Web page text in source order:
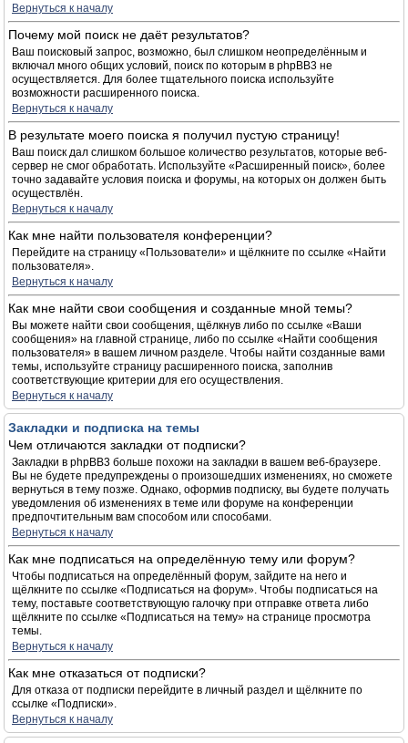
Вернуться к началу
Почему мой поиск не даёт результатов?
Ваш поисковый запрос, возможно, был слишком неопределённым и
включал много общих условий, поиск по которым в phpBB3 не
осуществляется. Для более тщательного поиска используйте
возможности расширенного поиска.
Вернуться к началу
В результате моего поиска я получил пустую страницу!
Ваш поиск дал слишком большое количество результатов, которые веб-
сервер не смог обработать. Используйте «Расширенный поиск», более
точно задавайте условия поиска и форумы, на которых он должен быть
осуществлён.
Вернуться к началу
Как мне найти пользователя конференции?
Перейдите на страницу «Пользователи» и щёлкните по ссылке «Найти
пользователя».
Вернуться к началу
Как мне найти свои сообщения и созданные мной темы?
Вы можете найти свои сообщения, щёлкнув либо по ссылке «Ваши
сообщения» на главной странице, либо по ссылке «Найти сообщения
пользователя» в вашем личном разделе. Чтобы найти созданные вами
темы, используйте страницу расширенного поиска, заполнив
соответствующие критерии для его осуществления.
Вернуться к началу
Закладки и подписка на темы
Чем отличаются закладки от подписки?
Закладки в phpBB3 больше похожи на закладки в вашем веб-браузере.
Вы не будете предупреждены о произошедших изменениях, но сможете
вернуться в тему позже. Однако, оформив подписку, вы будете получать
уведомления об изменениях в теме или форуме на конференции
предпочтительным вам способом или способами.
Вернуться к началу
Как мне подписаться на определённую тему или форум?
Чтобы подписаться на определённый форум, зайдите на него и
щёлкните по ссылке «Подписаться на форум». Чтобы подписаться на
тему, поставьте соответствующую галочку при отправке ответа либо
щёлкните по ссылке «Подписаться на тему» на странице просмотра
темы.
Вернуться к началу
Как мне отказаться от подписки?
Для отказа от подписки перейдите в личный раздел и щёлкните по
ссылке «Подписки».
Вернуться к началу